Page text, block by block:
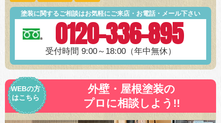
塗装に関するご相談はお気軽にご来店・お電話・メール下さい
0120-336-895
受付時間 9:00～18:00（年中無休）
WEBの方
はこちら
外壁・屋根塗装の
プロに相談しよう!!